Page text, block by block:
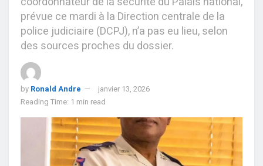
prévue ce mardi à la Direction centrale de la
police judiciaire (DCPJ), n’a pas eu lieu, selon
des sources proches du dossier.
by Ronald Andre
janvier 13, 2026
Reading Time: 1 min read